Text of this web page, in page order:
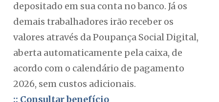
depositado em sua conta no banco. Já os
demais trabalhadores irão receber os
valores através da Poupança Social Digital,
aberta automaticamente pela caixa, de
acordo com o calendário de pagamento
2026, sem custos adicionais.
:: Consultar benefício